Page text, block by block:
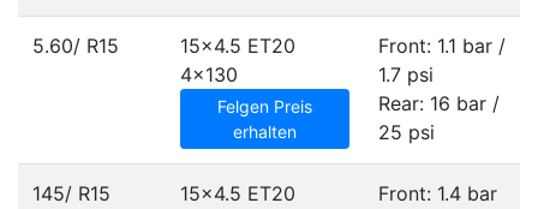
5.60/ R15
15x4.5 ET20
4x130
Felgen Preis
erhalten
Front: 1.1 bar /
1.7 psi
Rear: 16 bar /
25 psi
145/ R15
15x4.5 ET20
Front: 1.4 bar